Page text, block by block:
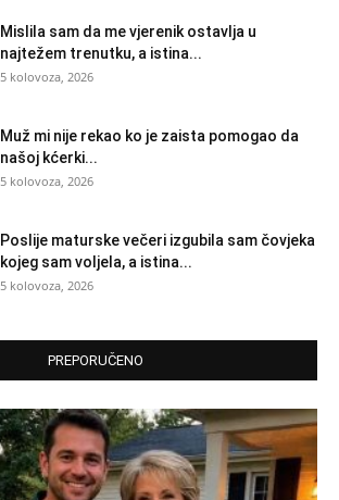
Mislila sam da me vjerenik ostavlja u
najtežem trenutku, a istina...
5 kolovoza, 2026
Muž mi nije rekao ko je zaista pomogao da
našoj kćerki...
5 kolovoza, 2026
Poslije maturske večeri izgubila sam čovjeka
kojeg sam voljela, a istina...
5 kolovoza, 2026
PREPORUČENO